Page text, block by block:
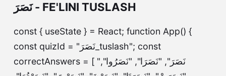
نَصَرَ - FE'LINI TUSLASH
const { useState } = React; function App() {
const quizId = "نَصَرَ_tuslash"; const
correctAnswers = [ "نَصَرَ", "نَصَرَا", "نَصَرُوا",